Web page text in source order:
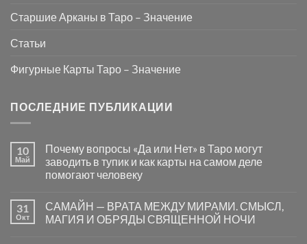
Старшие Арканы в Таро – Значение
Статьи
Фигурные Карты Таро – Значение
ПОСЛЕДНИЕ ПУБЛИКАЦИИ
10
Май
Почему вопросы «Да или Нет» в Таро могут
заводить в тупик и как карты на самом деле
помогают человеку
записи
Почему
вопросы
31
Окт
САМАЙН — ВРАТА МЕЖДУ МИРАМИ. СМЫСЛ,
МАГИЯ И ОБРЯДЫ СВЯЩЕННОЙ НОЧИ